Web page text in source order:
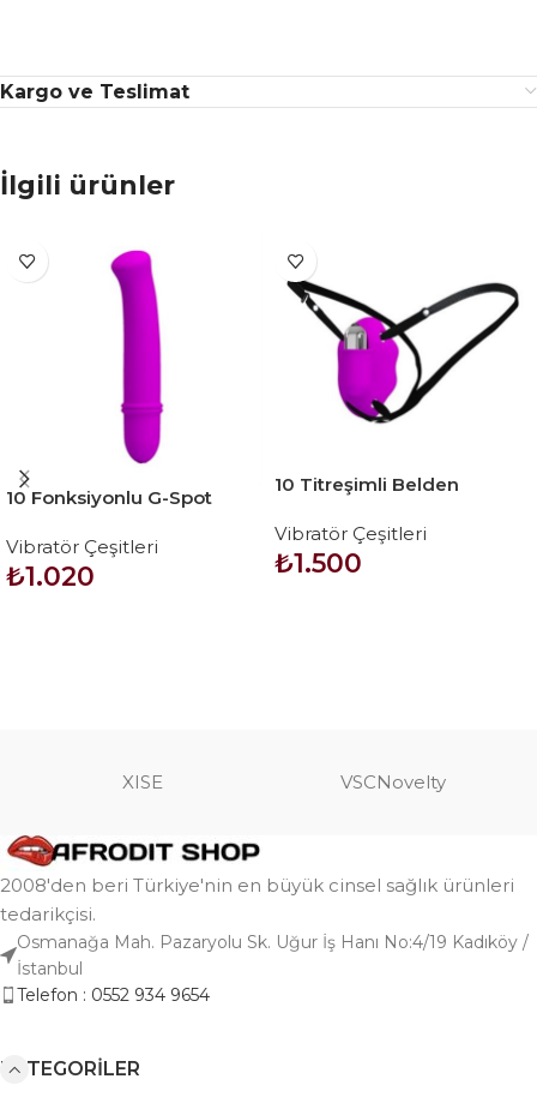
Kargo ve Teslimat
İlgili ürünler
10 Fonksiyonlu G-Spot
Vibratör – Antony
Vibratör Çeşitleri
₺1.020
10 Titreşimli Belden
Vajinal Vibratör
Vibratör Çeşitleri
₺1.500
XISE VSCNovelty
2008'den beri Türkiye'nin en büyük cinsel sağlık ürünleri
tedarikçisi.
Osmanağa Mah. Pazaryolu Sk. Uğur İş Hanı No:4/19 Kadıköy /
İstanbul
Telefon : 0552 934 9654
KATEGORILER